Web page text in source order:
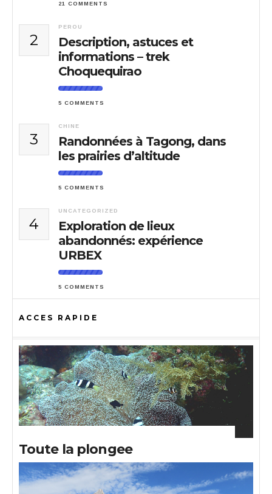
21 COMMENTS
2
PEROU
Description, astuces et
informations – trek
Choquequirao
5 COMMENTS
3
CHINE
Randonnées à Tagong, dans
les prairies d’altitude
5 COMMENTS
4
UNCATEGORIZED
Exploration de lieux
abandonnés: expérience
URBEX
5 COMMENTS
ACCES RAPIDE
Toute la plongee